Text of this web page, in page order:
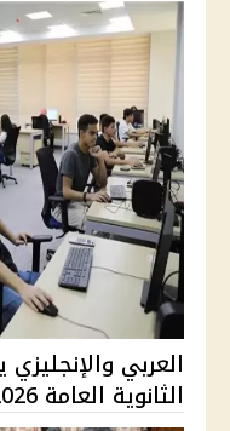
العربي
الثانوية العامة 2026 وتأثيرهما ع...